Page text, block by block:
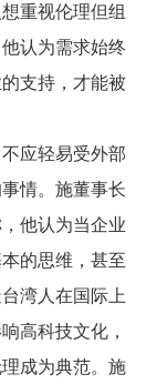
重视伦理但组
他认为需求始终
支持，才能被
应轻易受外部
情。施董事长
他认为当企业
的思维，甚至
湾人在国际上
高科技文化，
成为典范。施